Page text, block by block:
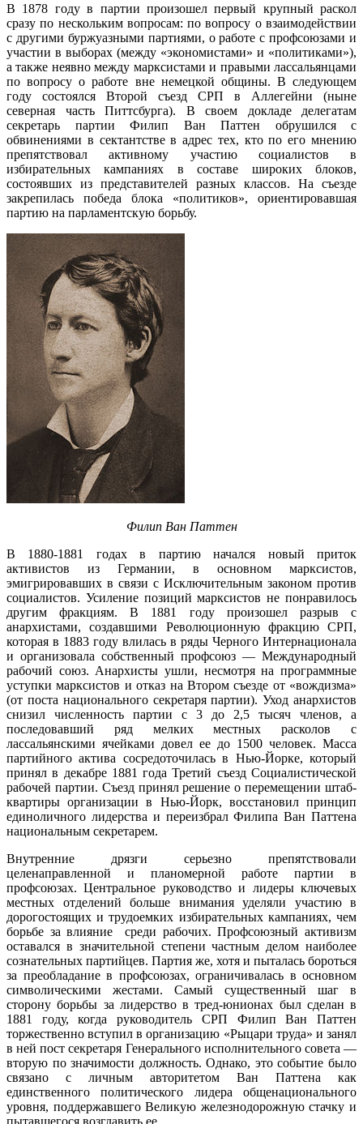
В 1878 году в партии произошел первый крупный раскол
сразу по нескольким вопросам: по вопросу о взаимодействии
с другими буржуазными партиями, о работе с профсоюзами и
участии в выборах (между «экономистами» и «политиками»),
а также неявно между марксистами и правыми лассальянцами
по вопросу о работе вне немецкой общины. В следующем
году состоялся Второй съезд СРП в Аллегейни (ныне
северная часть Питтсбурга). В своем докладе делегатам
секретарь партии Филип Ван Паттен обрушился с
обвинениями в сектантстве в адрес тех, кто по его мнению
препятствовал активному участию социалистов в
избирательных кампаниях в составе широких блоков,
состоявших из представителей разных классов. На съезде
закрепилась победа блока «политиков», ориентировавшая
партию на парламентскую борьбу.
Филип Ван Паттен
В 1880-1881 годах в партию начался новый приток
активистов из Германии, в основном марксистов,
эмигрировавших в связи с Исключительным законом против
социалистов. Усиление позиций марксистов не понравилось
другим фракциям. В 1881 году произошел разрыв с
анархистами, создавшими Революционную фракцию СРП,
которая в 1883 году влилась в ряды Черного Интернационала
и организовала собственный профсоюз — Международный
рабочий союз. Анархисты ушли, несмотря на программные
уступки марксистов и отказ на Втором съезде от «вождизма»
(от поста национального секретаря партии). Уход анархистов
снизил численность партии с 3 до 2,5 тысяч членов, а
последовавший ряд мелких местных расколов с
лассальянскими ячейками довел ее до 1500 человек. Масса
партийного актива сосредоточилась в Нью-Йорке, который
принял в декабре 1881 года Третий съезд Социалистической
рабочей партии. Съезд принял решение о перемещении штаб-
квартиры организации в Нью-Йорк, восстановил принцип
единоличного лидерства и переизбрал Филипа Ван Паттена
национальным секретарем.
Внутренние дрязги серьезно препятствовали
целенаправленной и планомерной работе партии в
профсоюзах. Центральное руководство и лидеры ключевых
местных отделений больше внимания уделяли участию в
дорогостоящих и трудоемких избирательных кампаниях, чем
борьбе за влияние среди рабочих. Профсоюзный активизм
оставался в значительной степени частным делом наиболее
сознательных партийцев. Партия же, хотя и пыталась бороться
за преобладание в профсоюзах, ограничивалась в основном
символическими жестами. Самый существенный шаг в
сторону борьбы за лидерство в тред-юнионах был сделан в
1881 году, когда руководитель СРП Филип Ван Паттен
торжественно вступил в организацию «Рыцари труда» и занял
в ней пост секретаря Генерального исполнительного совета —
вторую по значимости должность. Однако, это событие было
связано с личным авторитетом Ван Паттена как
единственного политического лидера общенационального
уровня, поддержавшего Великую железнодорожную стачку и
пытавшегося возглавить ее.